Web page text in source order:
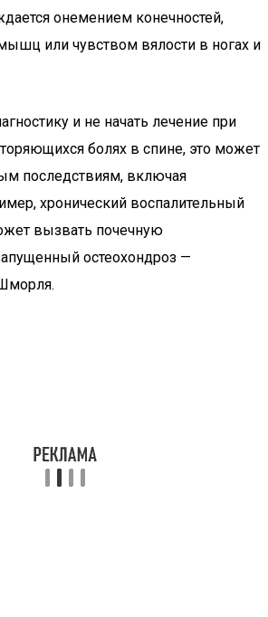
онемением конечностей,
или чувством вялости в ногах и
и не начать лечение при
болях в спине, это может
последствиям, включая
хронический воспалительный
вызвать почечную
остеохондроз —